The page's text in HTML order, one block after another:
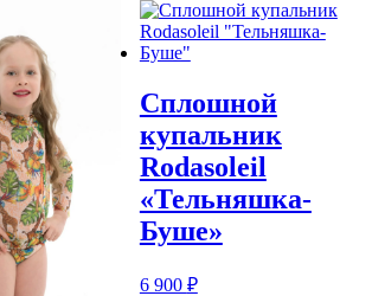
Сплошной
купальник
Rodasoleil
«Тельняшка-
Буше»
6 900 ₽